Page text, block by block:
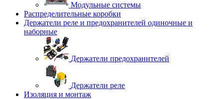
Модульные системы
Распределительные коробки
Держатели реле и предохранителей одиночные и
наборные
Держатели предохранителей
Держатели реле
Изоляция и монтаж